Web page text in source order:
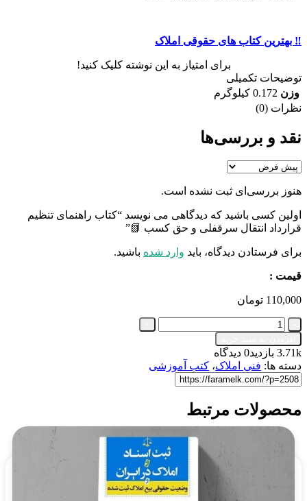
‼️ بهترین کتاب های حقوقی املاک
برای امتیاز به این نوشته کلیک کنید!
توضیحات تکمیلی
وزن 0.172 کیلوگرم
نظرات (0)
نقد و بررسی‌ها
هنوز بررسی‌ای ثبت نشده است.
اولین کسی باشید که دیدگاهی می نویسد “کتاب راهنمای تنظیم
قرارداد انتقال سرقفلی و حق کسب 📗”
برای فرستادن دیدگاه، باید وارد شده باشید.
قیمت :
110,000 تومان
کتاب
راهنمای
تنظیم
قرارداد
انتقال
سرقفلی
حق
کسب
3.71k بازدید
0 دیدگاه
دسته ها: فنی املاک، کتب آموزشی
محصولات مرتبط